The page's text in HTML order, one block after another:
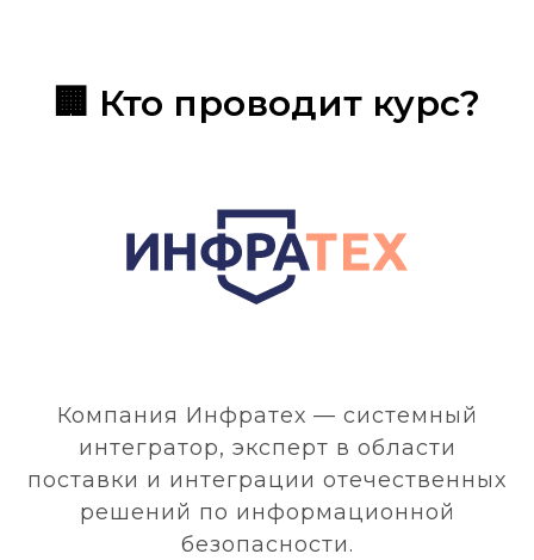
🏢 Кто проводит курс?
Компания Инфратех — системный
интегратор, эксперт в области
поставки и интеграции отечественных
решений по информационной
безопасности.